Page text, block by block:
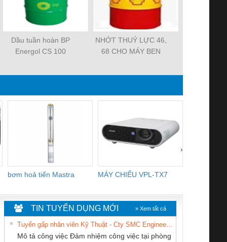
Dầu tuần hoàn BP
Energol CS 100
NHỚT THUỶ LỰC 46,
68 CHO MÁY BEN
bơm hoả tiển Mastra MÁY CHIẾU VPL-TX7
›
TIN TUYỂN DỤNG MỚI » Xem tất cả
Mô tả công việc Đảm nhiệm công việc tại phòng